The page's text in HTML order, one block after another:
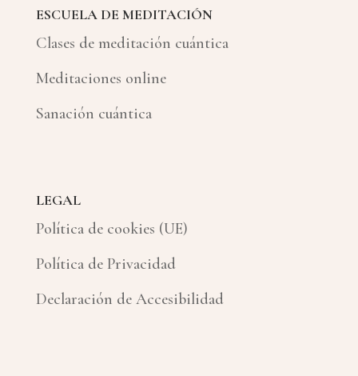
ESCUELA DE MEDITACIÓN
Clases de meditación cuántica
Meditaciones online
Sanación cuántica
LEGAL
Política de cookies (UE)
Política de Privacidad
Declaración de Accesibilidad